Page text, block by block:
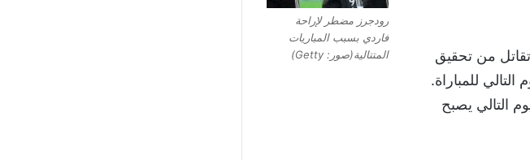
رودجرز مضطر لإراحة
فاردي بسبب المباريات
المتتالية(صور: Getty)
وتقاتل من تحقيق
للمباراة.
التالي يصبح